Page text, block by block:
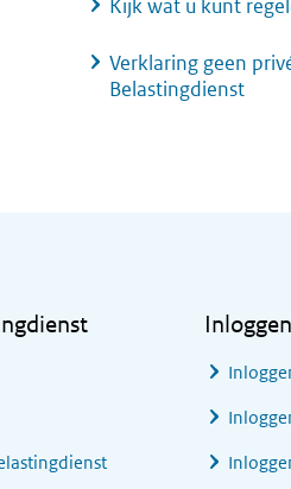
Kijk wat u kunt
Verklaring geen
Belastingdienst
Inloggen